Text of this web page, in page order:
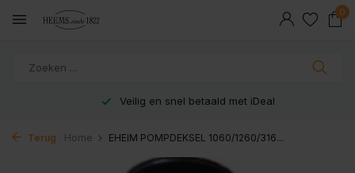
0
Veilig en snel betaald met iDeal
Terug Home EHEIM POMPDEKSEL 1060/1260/316...